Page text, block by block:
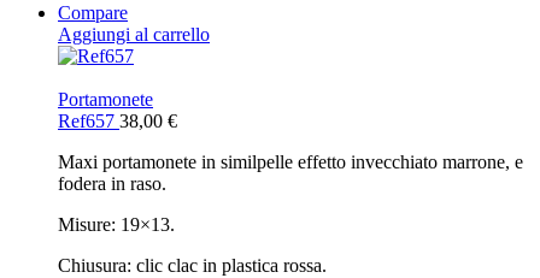
Compare
Aggiungi al carrello
Portamonete
Ref657 38,00 €
Maxi portamonete in similpelle effetto invecchiato marrone, e
fodera in raso.
Misure: 19×13.
Chiusura: clic clac in plastica rossa.